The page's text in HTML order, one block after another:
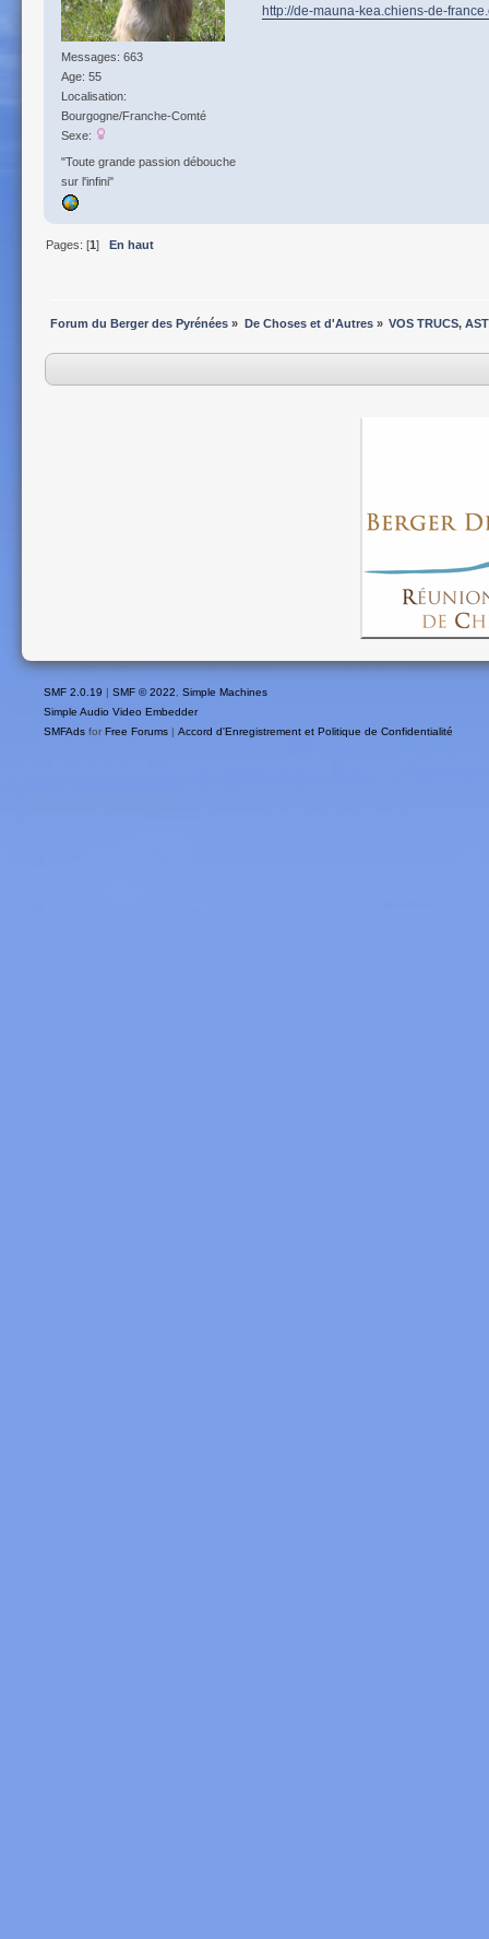
Messages: 663
Age: 55
Localisation:
Bourgogne/Franche-Comté
Sexe:
"Toute grande passion débouche
sur l'infini"
http://de-mauna-kea.chiens-de-
Pages: [1]En haut
Forum du Berger des Pyrénées » De Choses et d'Autres» VOS TRUCS,
SMF 2.0.19 | SMF © 2022
Simple Machines
Simple Audio Video Embedder
SMFAds for Free Forums | Accord d'Enregistrement et Politique de Confidentialité